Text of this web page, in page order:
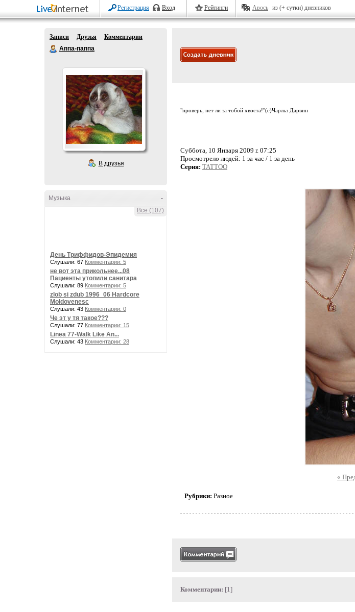
Регистрация Вход Рейтинги Авось из (+ сутки) дневников
Записи Друзья
Комментарии
Аппа-паппа
В друзья
-
Музыка
Все (107)
День Триффидов-Эпидемия
Слушали: 67 Комментарии: 5
не вот эта прикольнее...08
Пациенты утопили санитара
Слушали: 89 Комментарии: 5
zlob si zdub 1996_06 Hardcore
Moldovenesc
Слушали: 43 Комментарии: 0
Че эт у тя такое???
Слушали: 77 Комментарии: 15
Linea 77-Walk Like An...
Слушали: 43 Комментарии: 28
"проверь, нет ли за тобой хвоста!"(с)Чарльз Дарвин
Суббота, 10 Января 2009 г. 07:25
Просмотрело людей: 1 за час / 1 за день
Серия: TATTOO
«
Рубрики: Разное
Комментарии: [1]